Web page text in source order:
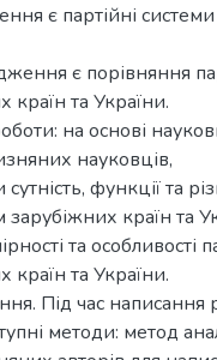
є партійні
є порівняння
країн та України.
на основі
науковців,
функції та
зарубіжних країн та
та особливості
країн та України.
Під час написання
методи: метод